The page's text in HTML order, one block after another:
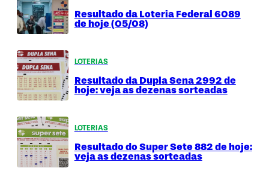
Resultado da Loteria Federal 6089
de hoje (05/08)
LOTERIAS
Resultado da Dupla Sena 2992 de
hoje: veja as dezenas sorteadas
LOTERIAS
Resultado do Super Sete 882 de hoje:
veja as dezenas sorteadas